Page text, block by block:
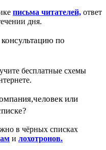
письма читателей, ответ
дня.
по
бесплатные схемы
или
в чёрных списках
и лохотронов.